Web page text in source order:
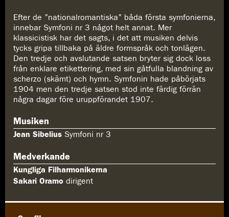
Efter de ”nationalromantiska” båda första symfonierna,
innebar Symfoni nr 3 något helt annat. Mer
klassicistisk har det sagts, i det att musiken delvis
tycks gripa tillbaka på äldre formspråk och tonlägen.
Den tredje och avslutande satsen bryter sig dock loss
från enklare etikettering, med sin gåtfulla blandning av
scherzo (skämt) och hymn. Symfonin hade påbörjats
1904 men den tredje satsen stod inte färdig förrän
några dagar före uruppförandet 1907.
Musiken
Jean Sibelius Symfoni nr 3
Medverkande
Kungliga Filharmonikerna
Sakari Oramo dirigent